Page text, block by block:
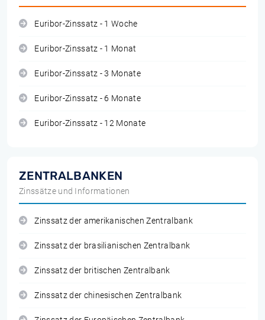
Euribor-Zinssatz - 1 Woche
Euribor-Zinssatz - 1 Monat
Euribor-Zinssatz - 3 Monate
Euribor-Zinssatz - 6 Monate
Euribor-Zinssatz - 12 Monate
ZENTRALBANKEN
Zinssätze und Informationen
Zinssatz der amerikanischen Zentralbank
Zinssatz der brasilianischen Zentralbank
Zinssatz der britischen Zentralbank
Zinssatz der chinesischen Zentralbank